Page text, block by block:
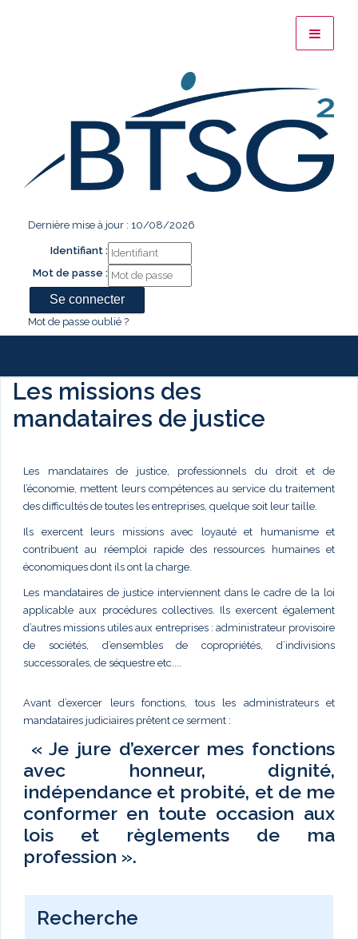
Dernière mise à jour : 10/08/2026
Identifiant :
Mot de passe :
Mot de passe oublié ?
Les missions des
mandataires de justice
Les mandataires de justice, professionnels du droit et de
l’économie, mettent leurs compétences au service du traitement
des difficultés de toutes les entreprises, quelque soit leur taille.
Ils exercent leurs missions avec loyauté et humanisme et
contribuent au réemploi rapide des ressources humaines et
économiques dont ils ont la charge.
Les mandataires de justice interviennent dans le cadre de la loi
applicable aux procédures collectives. Ils exercent également
d’autres missions utiles aux entreprises : administrateur provisoire
de sociétés, d’ensembles de copropriétés, d’indivisions
successorales, de séquestre etc....
Avant d’exercer leurs fonctions, tous les administrateurs et
mandataires judiciaires prêtent ce serment :
« Je jure d’exercer mes fonctions
avec honneur, dignité,
indépendance et probité, et de me
conformer en toute occasion aux
lois et règlements de ma
profession ».
Recherche